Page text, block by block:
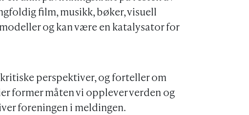
film, musikk, bøker, visuell
og kan være en katalysator for
perspektiver, og forteller om
former måten vi opplever verden og
foreningen i meldingen.